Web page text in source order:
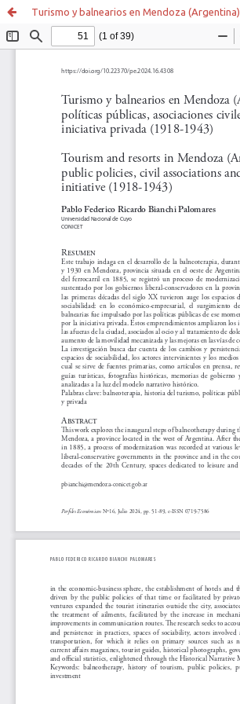
Turismo y balnearios en Mendoza (Argentina)